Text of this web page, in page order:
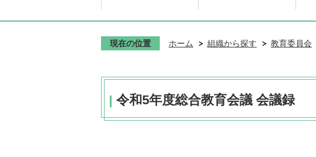
現在の位置 ホーム 組織から探す 教育委員会
令和5年度総合教育会議 会議録